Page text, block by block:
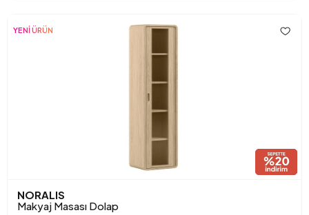
YENİ ÜRÜN
NORALIS
Makyaj Masası Dolap